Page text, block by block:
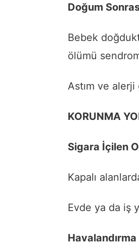
Doğum
Bebek
ölümü
Astım ve
KORUNMA
Sigara İçilen
Kapalı
Evde ya da iş